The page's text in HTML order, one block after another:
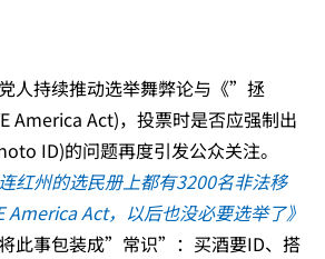
人持续推动选举舞弊论与《”拯
America Act)，投票时是否应强制出
ID)的问题再度引发公众关注。
连红州的选民册上都有3200名非法移
America Act，以后也没必要选举了》
此事包装成”常识”：买酒要ID、搭